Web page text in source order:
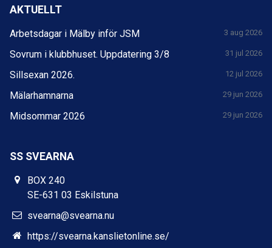
AKTUELLT
Arbetsdagar i Mälby inför JSM 3 aug 2026
Sovrum i klubbhuset. Uppdatering 3/8 31 jul 2026
Sillsexan 2026. 12 jul 2026
Mälarhamnarna 29 jun 2026
Midsommar 2026 29 jun 2026
SS SVEARNA
BOX 240
SE-631 03 Eskilstuna
svearna@svearna.nu
https://svearna.kanslietonline.se/